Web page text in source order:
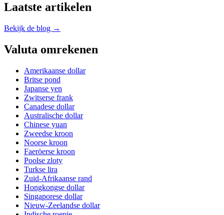
Laatste artikelen
Bekijk de blog →
Valuta omrekenen
Amerikaanse dollar
Britse pond
Japanse yen
Zwitserse frank
Canadese dollar
Australische dollar
Chinese yuan
Zweedse kroon
Noorse kroon
Faeröerse kroon
Poolse zloty
Turkse lira
Zuid-Afrikaanse rand
Hongkongse dollar
Singaporese dollar
Nieuw-Zeelandse dollar